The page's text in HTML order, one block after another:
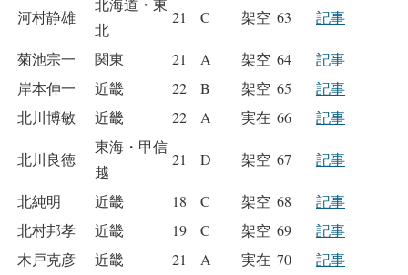
河村静雄
北海道・東
北
21 C 架空 63 記事
菊池宗一 関東 21 A 架空 64
記事
岸本伸一
近畿 22 B 架空 65
記事
北川博敏
近畿 22 A 実在 66 記事
北川良徳
東海・甲信
越
21 D 架空 67 記事
北純明 近畿 18 C 架空 68
記事
北村邦孝
近畿 19 C 架空 69
記事
木戸克彦
近畿 21 A 実在 70 記事